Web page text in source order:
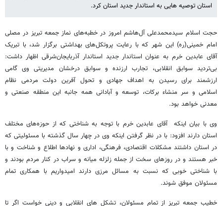
استان توصیه هایی به استاندار جدید استان کرد.
حجت اسلام سیدمحمدعلی آل‌هاشم امروز در خطبه‌های نماز جمعه تبریز در مصلی
امام خمینی(ره) این شهر که با رعایت پروتکل‌های بهداشتی برگزار شد، با تبریک
آقای عابدین خرم به عنوان استاندار جدید استاندار آذربایجان‌شرقی اظهار داشت:
بی‌تردید سوابق انقلابی، تجارب ارزنده و سوابق درخشان مدیریتی وی گامی
ارزشمند برای رسیدن به اهداف جهادی و تحول آفرین دولت مردمی نظام
اسلامی و سر منشاء برکات، توسعه و آبادانی همه جانبه این منطقه صنعتی و
معدنی خواهد بود.
وی با بیان اینکه آقای عابدین خرم با توجه به شناختی که از حوزه‌های مختلف
استان دارند افزود: با در نظر گرفتن اینکه وی در چهار سال گذشته با مسئولیتی که
در استان داشتند مشکلات اقتصادی، فرهنگی، اداری و نهادها اطلاع و شناخت و با
خبر هستند و در روزهای سخت از جمله زلزله میانه و سراب در کنار مردم بودند و
با شناختی خوبی که نسبت به مسائل مرزی دارند امیدواریم با همکاری تمام
مسئولان موفق شوند.
خطیب جمعه تبریز از تمام مسئولان، تشکل های انقلابی و دینی خواست اگر تا